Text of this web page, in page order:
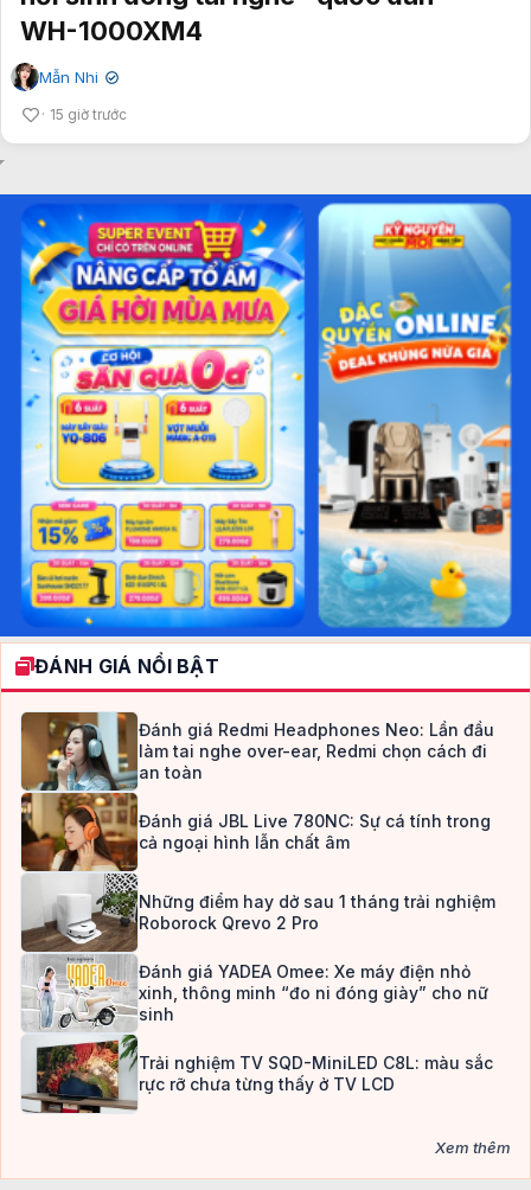
WH-1000XM4
Mẫn Nhi ✔
15 giờ trước
ĐÁNH GIÁ NỔI BẬT
Đánh giá Redmi Headphones Neo: Lần đầu
làm tai nghe over-ear, Redmi chọn cách đi
an toàn
Đánh giá JBL Live 780NC: Sự cá tính trong
cả ngoại hình lẫn chất âm
Những điểm hay dở sau 1 tháng trải nghiệm
Roborock Qrevo 2 Pro
Đánh giá YADEA Omee: Xe máy điện nhỏ
xinh, thông minh “đo ni đóng giày” cho nữ
sinh
Trải nghiệm TV SQD-MiniLED C8L: màu sắc
rực rỡ chưa từng thấy ở TV LCD
Xem thêm